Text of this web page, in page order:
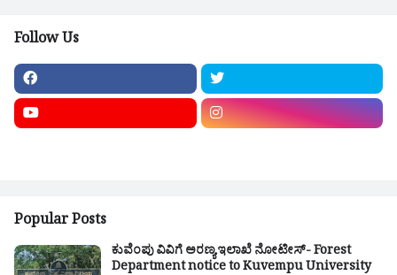
Follow Us
Popular Posts
ಕುವೆಂಪು ವಿವಿಗೆ ಅರಣ್ಯ ಇಲಾಖೆ ನೋಟೀಸ್- Forest
Department notice to Kuvempu University